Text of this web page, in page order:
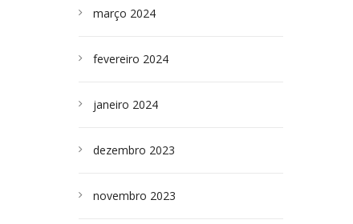
março 2024
fevereiro 2024
janeiro 2024
dezembro 2023
novembro 2023